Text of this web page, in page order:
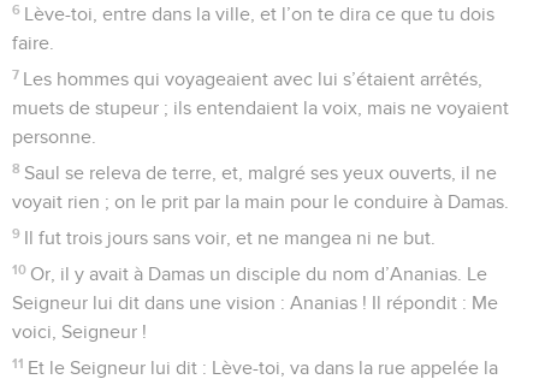
6 Lève-toi, entre dans la ville, et l’on te dira ce que tu dois
faire.
7 Les hommes qui voyageaient avec lui s’étaient arrêtés,
muets de stupeur ; ils entendaient la voix, mais ne voyaient
personne.
8 Saul se releva de terre, et, malgré ses yeux ouverts, il ne
voyait rien ; on le prit par la main pour le conduire à Damas.
9 Il fut trois jours sans voir, et ne mangea ni ne but.
10 Or, il y avait à Damas un disciple du nom d’Ananias. Le
Seigneur lui dit dans une vision : Ananias ! Il répondit : Me
voici, Seigneur !
11 Et le Seigneur lui dit : Lève-toi, va dans la rue appelée la